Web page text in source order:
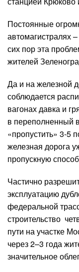
Постоянные
автомагистралях
сих пор эта
жителей
Да и на железной
соблюдается
вагонах давка и
в переполненный
«пропустить» 3-5
железная дорога
пропускную
Частично
эксплуатацию
федеральной
строительство
пути на участке
через 2–3 года
значительное